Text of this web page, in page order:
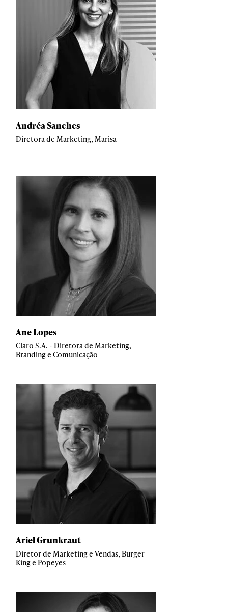
Andréa Sanches
Diretora de Marketing, Marisa
Ane Lopes
Claro S.A. - Diretora de Marketing,
Branding e Comunicação
Ariel Grunkraut
Diretor de Marketing e Vendas, Burger
King e Popeyes